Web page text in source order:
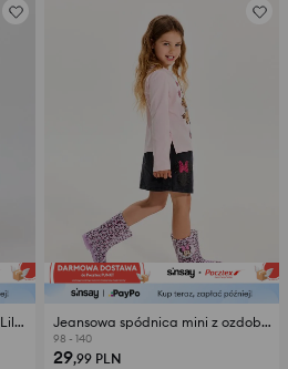
Wiskozowa sukienka babydoll Lilo & Stitch Jeansowa spódnica mini z ozdobnymi cekinami Minnie Mouse
98 - 140
29,99 PLN